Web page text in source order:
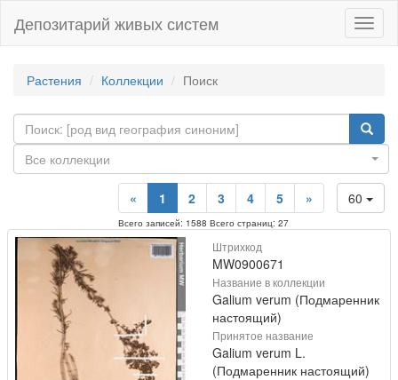
Депозитарий живых систем
Растения Коллекции Поиск
Все коллекции
60
« 1 2 3 4 5 »
Всего записей: 1588 Всего страниц: 27
Штрихкод
MW0900671
Название в коллекции
Galium verum (Подмаренник
настоящий)
Принятое название
Galium verum L.
(Подмаренник настоящий)